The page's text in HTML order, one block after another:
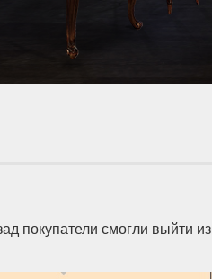
покупатели смогли выйти из